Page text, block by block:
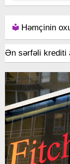
Həmçinin
Ən sərfəli krediti